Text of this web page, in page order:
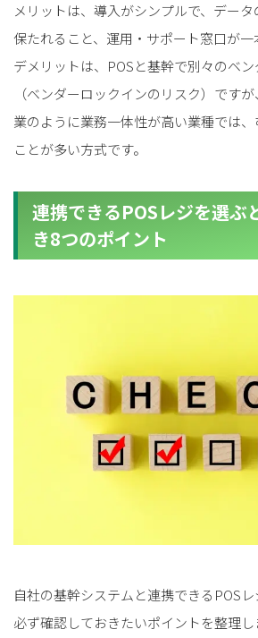
メリットは、導入がシンプルで、デー
保たれること、運用・サポート窓口が一
デメリットは、POSと基幹で別々のベ
（ベンダーロックインのリスク）です
業のように業務一体性が高い業種では
ことが多い方式です。
連携できるPOSレジを選ぶ
き8つのポイント
自社の基幹システムと連携できるPOSレ
必ず確認しておきたいポイントを整理し